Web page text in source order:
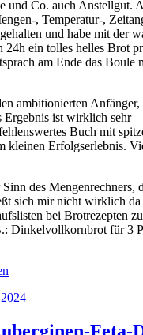
und Co. auch Anstellgut.
, Temperatur-,
und habe mit der
24h ein tolles helles Brot
am Ende das Boule
ambitionierten Anfänger,
Ergebnis ist wirklich sehr
Buch mit
kleinen Erfolgserlebnis.
des Mengenrechners,
sich mir nicht wirklich da
bei Brotrezepten
Dinkelvollkornbrot für 3
Feta-